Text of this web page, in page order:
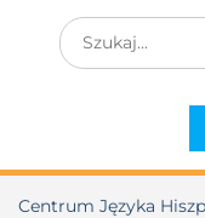
Centrum Języka